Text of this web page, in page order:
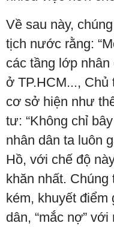
Về sau này,
tịch nước rằng:
các tầng lớp
ở TP.HCM...,
cơ sở hiện như
tư: “Không chỉ
nhân dân ta luôn
Hồ, với chế độ
khăn nhất. Chúng
kém, khuyết
dân, “mắc nợ”